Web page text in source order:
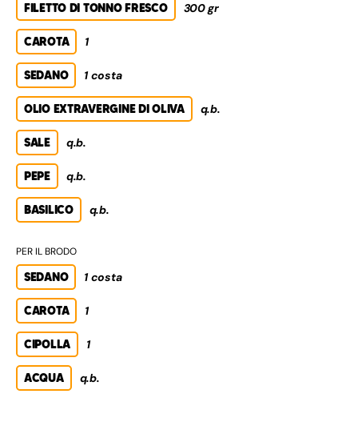
FILETTO DI TONNO FRESCO 300 gr
CAROTA 1
SEDANO 1 costa
OLIO EXTRAVERGINE DI OLIVA q.b.
SALE q.b.
PEPE q.b.
BASILICO q.b.
PER IL BRODO
SEDANO 1 costa
CAROTA 1
CIPOLLA 1
ACQUA q.b.